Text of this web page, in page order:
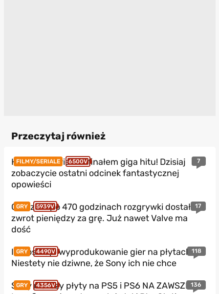
Przeczytaj również
FILMY/SERIALE 6500V 7
HBO Max z wielkim finałem giga hitu! Dzisiaj
zobaczycie ostatni odcinek fantastycznej
opowieści
GRY 5939V 17
Gracz EA po 470 godzinach rozgrywki dostał
zwrot pieniędzy za grę. Już nawet Valve ma
dość
GRY 4490V 118
Ile kosztuje wyprodukowanie gier na płytach?
Niestety nie dziwne, że Sony ich nie chce
GRY 4356V 136
Sony niszczy płyty na PS5 i PS6 NA ZAWSZE!